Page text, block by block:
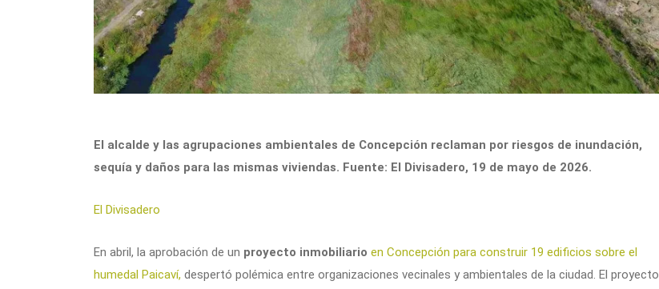
El alcalde y las agrupaciones ambientales de Concepción reclaman por riesgos de inundación,
sequía y daños para las mismas viviendas. Fuente: El Divisadero, 19 de mayo de 2026.
El Divisadero
En abril, la aprobación de un proyecto inmobiliario en Concepción para construir 19 edificios sobre el
humedal Paicaví, despertó polémica entre organizaciones vecinales y ambientales de la ciudad. El proyecto